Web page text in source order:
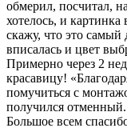
обмерил, посчитал,
хотелось, и
скажу, что это
вписалась и цвет
Примерно через 2
красавицу!
помучиться с
получился отменный.
Большое всем